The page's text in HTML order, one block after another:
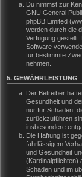
Du nimmst zur
GNU General
phpBB Limited
werden durch die
Verfügung gestellt.
Software
für bestimmte
nehmen.
5. GEWÄHRLEISTUNG
Der Betreiber
Gesundheit und
nur für Schäden,
zurückzuführen
insbesondere
Die Haftung ist
fahrlässigem
und Gesundheit
(Kardinalpflichten)
Schäden und im